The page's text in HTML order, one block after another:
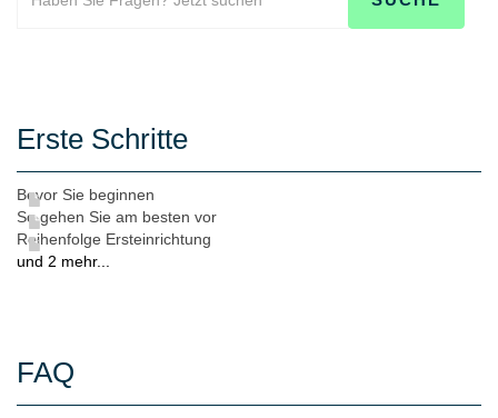
Erste Schritte
Bevor Sie beginnen
So gehen Sie am besten vor
Reihenfolge Ersteinrichtung
und 2 mehr...
FAQ